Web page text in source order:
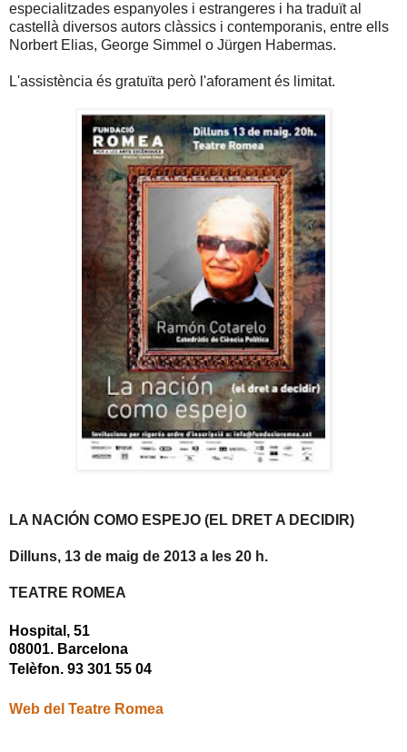
especialitzades espanyoles i estrangeres i ha traduït al
castellà diversos autors clàssics i contemporanis, entre ells
Norbert Elias, George Simmel o Jürgen Habermas.
L'assistència és gratuïta però l'aforament és limitat.
LA NACIÓN COMO ESPEJO (EL DRET A DECIDIR)
Dilluns, 13 de maig de 2013 a les 20 h.
TEATRE ROMEA
Hospital, 51
08001. Barcelona
Telèfon. 93 301 55 04
Web del Teatre Romea